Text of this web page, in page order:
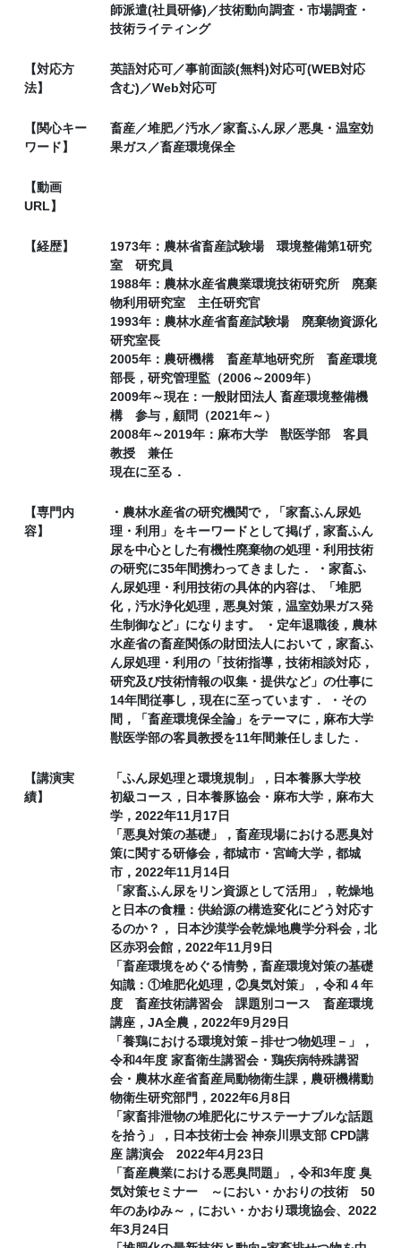
師派遣(社員研修)／技術動向調査・市場調査・
技術ライティング
【対応方
法】
英語対応可／事前面談(無料)対応可(WEB対応
含む)／Web対応可
【関心キー
ワード】
畜産／堆肥／汚水／家畜ふん尿／悪臭・温室効
果ガス／畜産環境保全
【動画
URL】
【経歴】
1973年：農林省畜産試験場 環境整備第1研究
室 研究員
1988年：農林水産省農業環境技術研究所 廃棄
物利用研究室 主任研究官
1993年：農林水産省畜産試験場 廃棄物資源化
研究室長
2005年：農研機構 畜産草地研究所 畜産環境
部長，研究管理監（2006～2009年）
2009年～現在：一般財団法人 畜産環境整備機
構 参与，顧問（2021年～）
2008年～2019年：麻布大学 獣医学部 客員
教授 兼任
現在に至る．
【専門内
容】
・農林水産省の研究機関で，「家畜ふん尿処
理・利用」をキーワードとして掲げ，家畜ふん
尿を中心とした有機性廃棄物の処理・利用技術
の研究に35年間携わってきました． ・家畜ふ
ん尿処理・利用技術の具体的内容は、「堆肥
化，汚水浄化処理，悪臭対策，温室効果ガス発
生制御など」になります。 ・定年退職後，農林
水産省の畜産関係の財団法人において，家畜ふ
ん尿処理・利用の「技術指導，技術相談対応，
研究及び技術情報の収集・提供など」の仕事に
14年間従事し，現在に至っています． ・その
間，「畜産環境保全論」をテーマに，麻布大学
獣医学部の客員教授を11年間兼任しました．
【講演実
績】
「ふん尿処理と環境規制」，日本養豚大学校
初級コース，日本養豚協会・麻布大学，麻布大
学，2022年11月17日
「悪臭対策の基礎」，畜産現場における悪臭対
策に関する研修会，都城市・宮崎大学，都城
市，2022年11月14日
「家畜ふん尿をリン資源として活用」，乾燥地
と日本の食糧：供給源の構造変化にどう対応す
るのか？， 日本沙漠学会乾燥地農学分科会，北
区赤羽会館，2022年11月9日
「畜産環境をめぐる情勢，畜産環境対策の基礎
知識：①堆肥化処理，②臭気対策」，令和４年
度 畜産技術講習会 課題別コース 畜産環境
講座，JA全農，2022年9月29日
「養鶏における環境対策－排せつ物処理－」，
令和4年度 家畜衛生講習会・鶏疾病特殊講習
会・農林水産省畜産局動物衛生課，農研機構動
物衛生研究部門，2022年6月8日
「家畜排泄物の堆肥化にサステーナブルな話題
を拾う」，日本技術士会 神奈川県支部 CPD講
座 講演会 2022年4月23日
「畜産農業における悪臭問題」，令和3年度 臭
気対策セミナー ～におい・かおりの技術 50
年のあゆみ～，におい・かおり環境協会、2022
年3月24日